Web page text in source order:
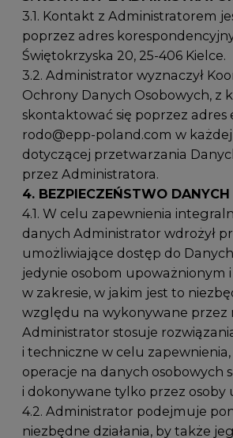
3.1. Kontakt z Administratorem
poprzez adres
Świętokrzyska 20, 25-406 Kielce.
3.2. Administrator wyznaczył
Ochrony Danych Osobowych, z
skontaktować się poprzez adres
rodo@epp-poland.com w
dotyczącej przetwarzania
przez Administratora.
4. BEZPIECZEŃSTWO
4.1. W celu zapewnienia
danych Administrator wdrożył
umożliwiające dostęp do
jedynie osobom upoważnionym i
w zakresie, w jakim jest to
względu na wykonywane przez
Administrator stosuje
i techniczne w celu zapewnienia,
operacje na danych osobowych
i dokonywane tylko przez osoby
4.2. Administrator podejmuje
niezbędne działania, by także